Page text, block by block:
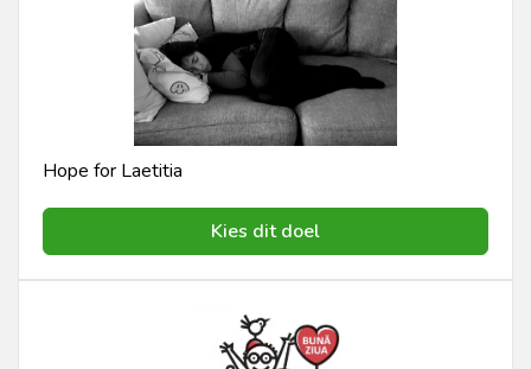
Hope for Laetitia
Kies dit doel